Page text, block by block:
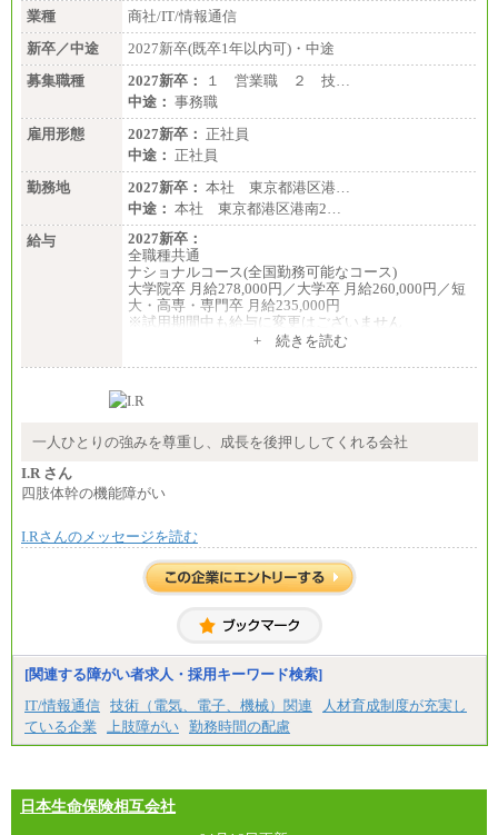
業種
商社/IT/情報通信
新卒／中途
2027新卒(既卒1年以内可)・中途
募集職種
2027新卒：
１ 営業職 ２ 技…
中途： 事務職
雇用形態
2027新卒： 正社員
中途： 正社員
勤務地
2027新卒： 本社 東京都港区港…
中途： 本社 東京都港区港南2…
給与
2027新卒：
全職種共通
ナショナルコース(全国勤務可能なコース)
大学院卒 月給278,000円／大学卒 月給260,000円／短
大・高専・専門卒 月給235,000円
※試用期間中も給与に変更はございません
大学院卒 月給264,000円／大学卒 月給250,000円／短
※試用期間中も給与に変更はございません
月給：250,000円～400,000円
+ 続きを読む
一人ひとりの強みを尊重し、成長を後押ししてくれる会社
I.R さん
四肢体幹の機能障がい
I.Rさんのメッセージを読む
[関連する障がい者求人・採用キーワード検索]
IT/情報通信 技術（電気、電子、機械）関連
人材育成制度が充実し
ている企業
上肢障がい 勤務時間の配慮
日本生命保険相互会社